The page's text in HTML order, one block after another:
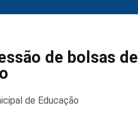
de bolsas de
de Educação